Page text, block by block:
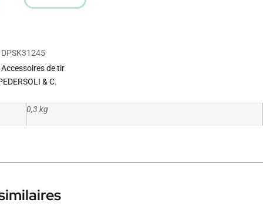
DPSK31245
Accessoires de tir
& C.
0,3 kg